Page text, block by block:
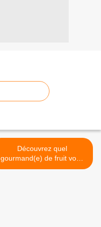
Découvrez quel
gourmand(e) de fruit vous
êtes et... >